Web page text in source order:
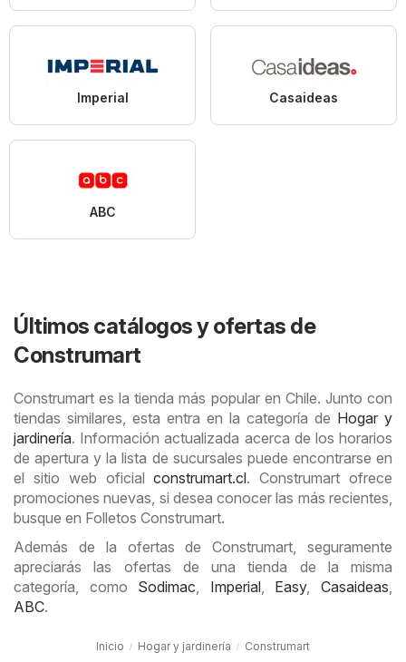
Imperial Casaideas
ABC
Últimos catálogos y ofertas de
Construmart
Construmart es la tienda más popular en Chile. Junto con
tiendas similares, esta entra en la categoría de Hogar y
jardinería. Información actualizada acerca de los horarios
de apertura y la lista de sucursales puede encontrarse en
el sitio web oficialconstrumart.cl. Construmart ofrece
promociones nuevas, si desea conocer las más recientes,
busque en Folletos Construmart.
Además de la ofertas de Construmart, seguramente
apreciarás las ofertas de una tienda de la misma
categoría, como Sodimac Imperial, Easy,Casaideas
ABC.
Inicio Hogar y jardinería Construmart